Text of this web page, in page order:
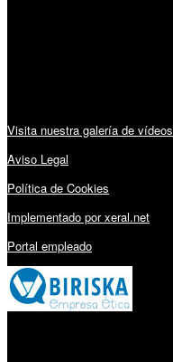
Visita nuestra galería de vídeos
Aviso Legal
Política de Cookies
Implementado por xeral.net
Portal empleado